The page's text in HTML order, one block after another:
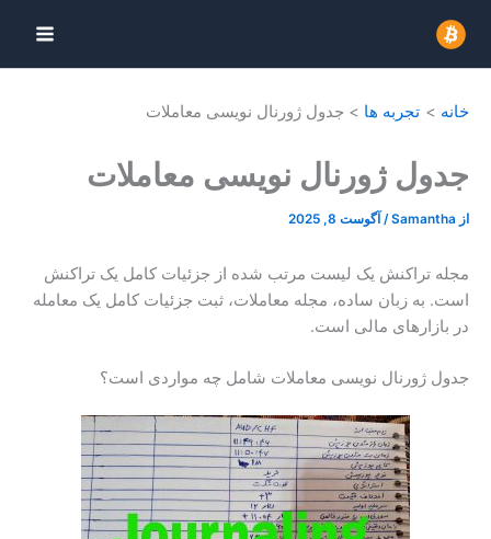
محتوا
خانه تجربه ها جدول ژورنال نویسی معاملات
جدول ژورنال نویسی معاملات
از Samantha
/ آگوست 8, 2025
مجله تراکنش یک لیست مرتب شده از جزئیات کامل یک تراکنش
است. به زبان ساده، مجله معاملات، ثبت جزئیات کامل یک معامله
در بازارهای مالی است.
جدول ژورنال نویسی معاملات شامل چه مواردی است؟